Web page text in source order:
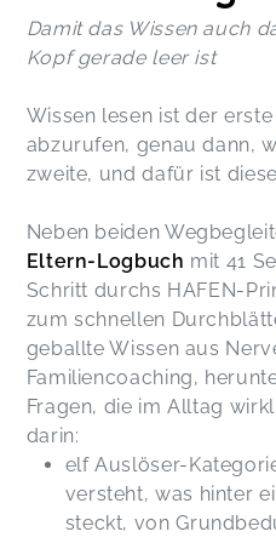
Damit das Wissen auch
Kopf gerade leer ist
Wissen lesen ist der
abzurufen, genau dann,
zweite, und dafür ist
Neben beiden
Eltern-Logbuch mit 41
Schritt durchs HAFEN-
zum schnellen
geballte Wissen aus
Familiencoaching,
Fragen, die im Alltag
darin:
elf Auslöser-
versteht, was hinter
steckt, von